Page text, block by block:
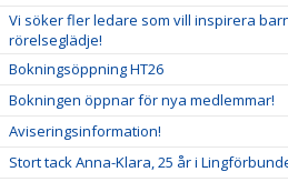
Vi söker fler ledare som vill inspirera
rörelseglädje!
Bokningsöppning HT26
Bokningen öppnar för nya medlemmar!
Aviseringsinformation!
Stort tack Anna-Klara, 25 år i